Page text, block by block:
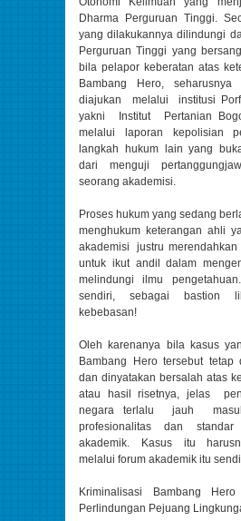
Dharma Perguruan Tinggi.
yang dilakukannya dilindungi
Perguruan Tinggi yang
bila pelapor keberatan atas
Bambang Hero,
diajukan melalui institusi Porf
yakni Institut Pertanian
melalui laporan kepolisian
langkah hukum lain yang
dari menguji
seorang akademisi.
Proses hukum yang sedang
menghukum keterangan ahli
akademisi justru merendahkan
untuk ikut andil dalam
melindungi ilmu
sendiri, sebagai bastion
kebebasan!
Oleh karenanya bila kasus
Bambang Hero tersebut
dan dinyatakan bersalah atas
atau hasil risetnya, jelas
negara terlalu jauh
profesionalitas dan standar
akademik. Kasus itu
melalui forum akademik itu
Kriminalisasi Bambang
Perlindungan Pejuang